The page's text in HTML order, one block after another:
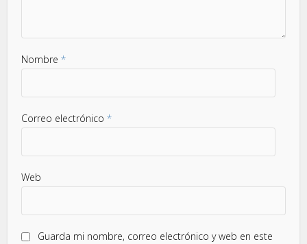
Nombre*
Correo electrónico*
Web
Guarda mi nombre, correo electrónico y web en este